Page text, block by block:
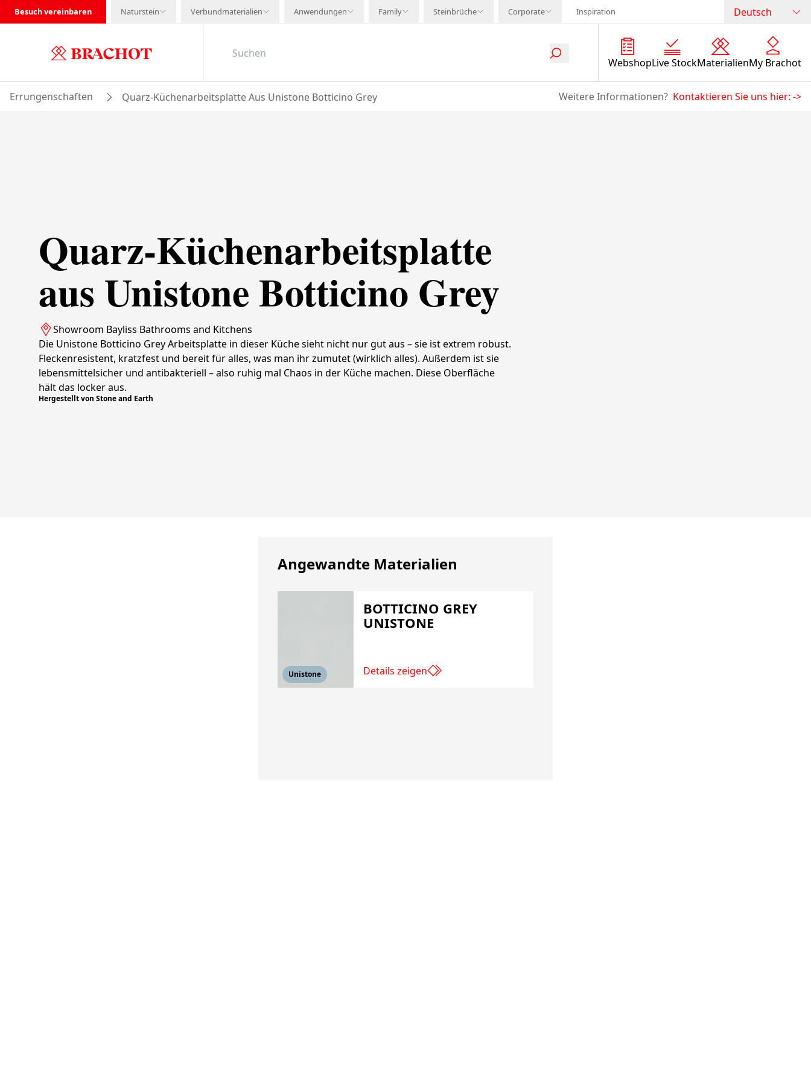
Besuch vereinbaren Naturstein Verbundmaterialien Anwendungen Family Steinbrüche Corporate Inspiration Deutsch
WebshopLive StockMaterialienMy Brachot
Errungenschaften Quarz-Küchenarbeitsplatte Aus Unistone Botticino Grey Weitere Informationen? Kontaktieren Sie uns hier: ->
Quarz-Küchenarbeitsplatte
aus Unistone Botticino Grey
Showroom Bayliss Bathrooms and Kitchens
Die Unistone Botticino Grey Arbeitsplatte in dieser Küche sieht nicht nur gut aus – sie ist extrem robust.
Fleckenresistent, kratzfest und bereit für alles, was man ihr zumutet (wirklich alles). Außerdem ist sie
lebensmittelsicher und antibakteriell – also ruhig mal Chaos in der Küche machen. Diese Oberfläche
hält das locker aus.
Hergestellt von Stone and Earth
Angewandte Materialien
Unistone
BOTTICINO GREY
UNISTONE
Details zeigen